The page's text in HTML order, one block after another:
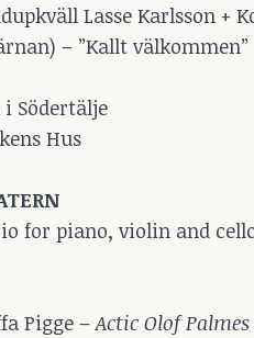
Lasse Karlsson +
– ”Kallt välkommen”
i Södertälje
Hus
for piano, violin and
Pigge –Actic Olof